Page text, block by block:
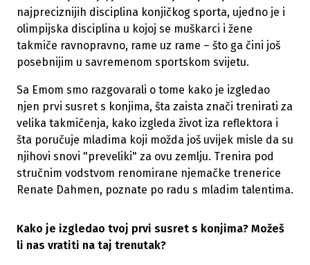
najpreciznijih disciplina konjičkog sporta, ujedno je i
olimpijska disciplina u kojoj se muškarci i žene
takmiče ravnopravno, rame uz rame – što ga čini još
posebnijim u savremenom sportskom svijetu.
Sa Emom smo razgovarali o tome kako je izgledao
njen prvi susret s konjima, šta zaista znači trenirati za
velika takmičenja, kako izgleda život iza reflektora i
šta poručuje mladima koji možda još uvijek misle da su
njihovi snovi "preveliki" za ovu zemlju. Trenira pod
stručnim vodstvom renomirane njemačke trenerice
Renate Dahmen, poznate po radu s mladim talentima.
Kako je izgledao tvoj prvi susret s konjima? Možeš
li nas vratiti na taj trenutak?